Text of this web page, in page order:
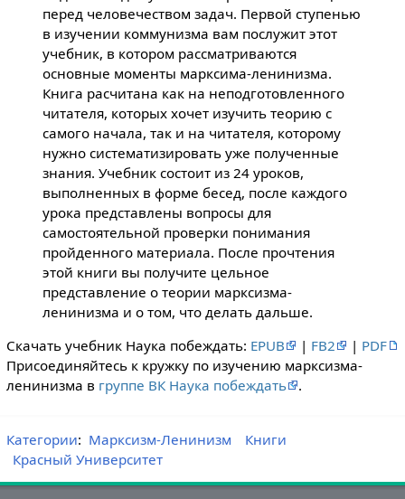
перед человечеством задач. Первой ступенью
в изучении коммунизма вам послужит этот
учебник, в котором рассматриваются
основные моменты марксима-ленинизма.
Книга расчитана как на неподготовленного
читателя, которых хочет изучить теорию с
самого начала, так и на читателя, которому
нужно систематизировать уже полученные
знания. Учебник состоит из 24 уроков,
выполненных в форме бесед, после каждого
урока представлены вопросы для
самостоятельной проверки понимания
пройденного материала. После прочтения
этой книги вы получите цельное
представление о теории марксизма-
ленинизма и о том, что делать дальше.
Скачать учебник Наука побеждать: EPUB | FB2 | PDF
Присоединяйтесь к кружку по изучению марксизма-
ленинизма в группе ВК Наука побеждать .
Категории: Марксизм-Ленинизм
Книги
Красный Университет